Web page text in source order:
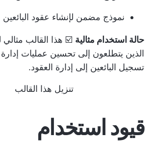
نموذج مضمن لإنشاء عقود البائعين
حالة استخدام مثالية ☑️ هذا القالب مثالي
الذين يتطلعون إلى تحسين عمليات إدارة
تسجيل البائعين إلى إدارة العقود.
تنزيل هذا القالب
قيود استخدام